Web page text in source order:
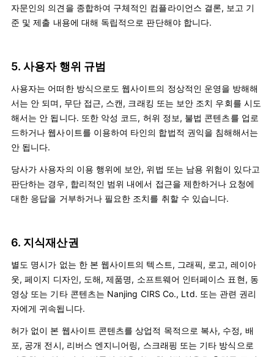
자문인의 의견을 종합하여 구체적인 컴플라이언스 결론, 보고 기
준 및 제출 내용에 대해 독립적으로 판단해야 합니다.
5. 사용자 행위 규범
사용자는 어떠한 방식으로도 웹사이트의 정상적인 운영을 방해해
서는 안 되며, 무단 접근, 스캔, 크래킹 또는 보안 조치 우회를 시도
해서는 안 됩니다. 또한 악성 코드, 허위 정보, 불법 콘텐츠를 업로
드하거나 웹사이트를 이용하여 타인의 합법적 권익을 침해해서는
안 됩니다.
당사가 사용자의 이용 행위에 보안, 위법 또는 남용 위험이 있다고
판단하는 경우, 합리적인 범위 내에서 접근을 제한하거나 요청에
대한 응답을 거부하거나 필요한 조치를 취할 수 있습니다.
6. 지식재산권
별도 명시가 없는 한 본 웹사이트의 텍스트, 그래픽, 로고, 레이아
웃, 페이지 디자인, 도해, 제품명, 소프트웨어 인터페이스 표현, 동
영상 또는 기타 콘텐츠는 Nanjing CIRS Co., Ltd. 또는 관련 권리
자에게 귀속됩니다.
허가 없이 본 웹사이트 콘텐츠를 상업적 목적으로 복사, 수정, 배
포, 공개 전시, 리버스 엔지니어링, 스크래핑 또는 기타 방식으로